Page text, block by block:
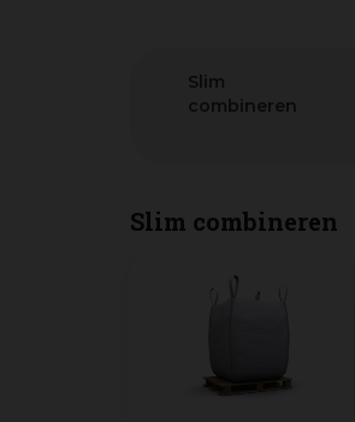
Slim
combineren
Slim combineren